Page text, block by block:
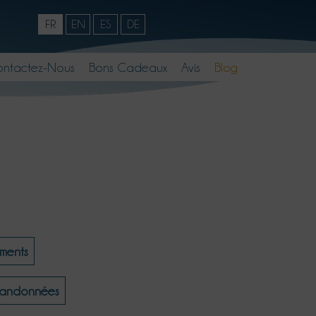
FR EN ES DE
Nous Bons Cadeaux Avis Blog